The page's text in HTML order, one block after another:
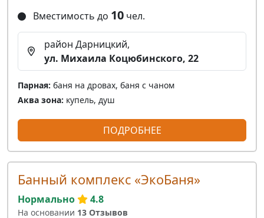
Вместимость до 10 чел.
район Дарницкий,
ул. Михаила Коцюбинского, 22
Парная: баня на дровах, баня с чаном
Аква зона: купель, душ
ПОДРОБНЕЕ
Банный комплекс «ЭкоБаня»
Нормально 4.8
На основании 13 Отзывов